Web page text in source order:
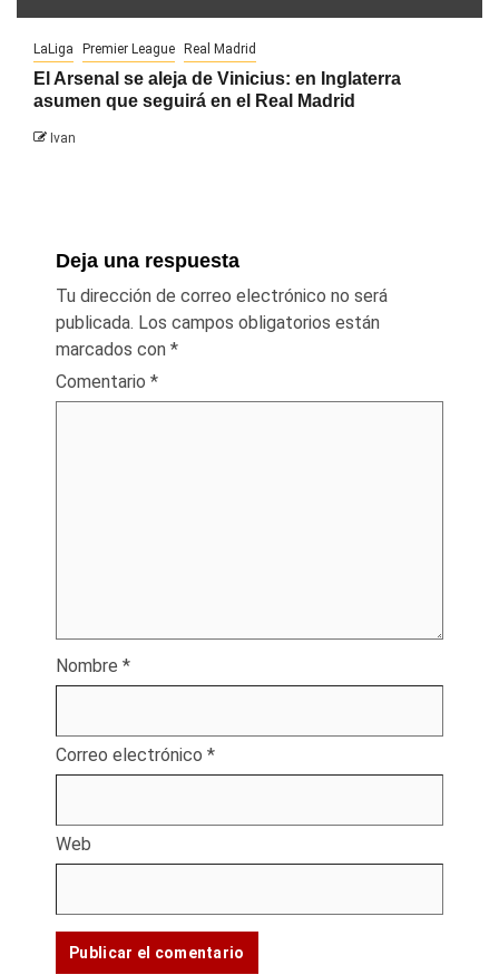
LaLiga Premier League Real Madrid
El Arsenal se aleja de Vinicius: en Inglaterra
asumen que seguirá en el Real Madrid
Ivan
Deja una respuesta
Tu dirección de correo electrónico no será
publicada. Los campos obligatorios están
marcados con *
Comentario *
Nombre *
Correo electrónico *
Web